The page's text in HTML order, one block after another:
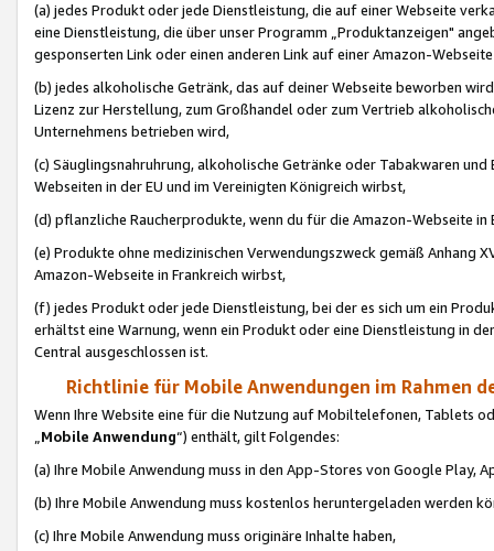
(a) jedes Produkt oder jede Dienstleistung, die auf einer Webseite
eine Dienstleistung, die über unser Programm „Produktanzeigen"
gesponserten Link oder einen anderen Link auf einer Amazon-
(b) jedes alkoholische Getränk, das auf deiner Webseite beworben
Lizenz zur Herstellung, zum Großhandel oder zum Vertrieb
Unternehmens betrieben wird,
(c) Säuglingsnahruhrung, alkoholische Getränke oder Tabakwaren
Webseiten in der EU und im Vereinigten Königreich wirbst,
(d) pflanzliche Raucherprodukte, wenn du für die Amazon-Webseite in
(e) Produkte ohne medizinischen Verwendungszweck gemäß Anhang
Amazon-Webseite in Frankreich wirbst,
(f) jedes Produkt oder jede Dienstleistung, bei der es sich um ein
erhältst eine Warnung, wenn ein Produkt oder eine Dienstleistung in
Central ausgeschlossen ist.
Richtlinie für Mobile Anwendungen im Rahmen
Wenn Ihre Website eine für die Nutzung auf Mobiltelefonen, Tablets
„Mobile Anwendung“) enthält, gilt Folgendes:
(a) Ihre Mobile Anwendung muss in den App-Stores von Google Play,
(b) Ihre Mobile Anwendung muss kostenlos heruntergeladen werden
(c) Ihre Mobile Anwendung muss originäre Inhalte haben,